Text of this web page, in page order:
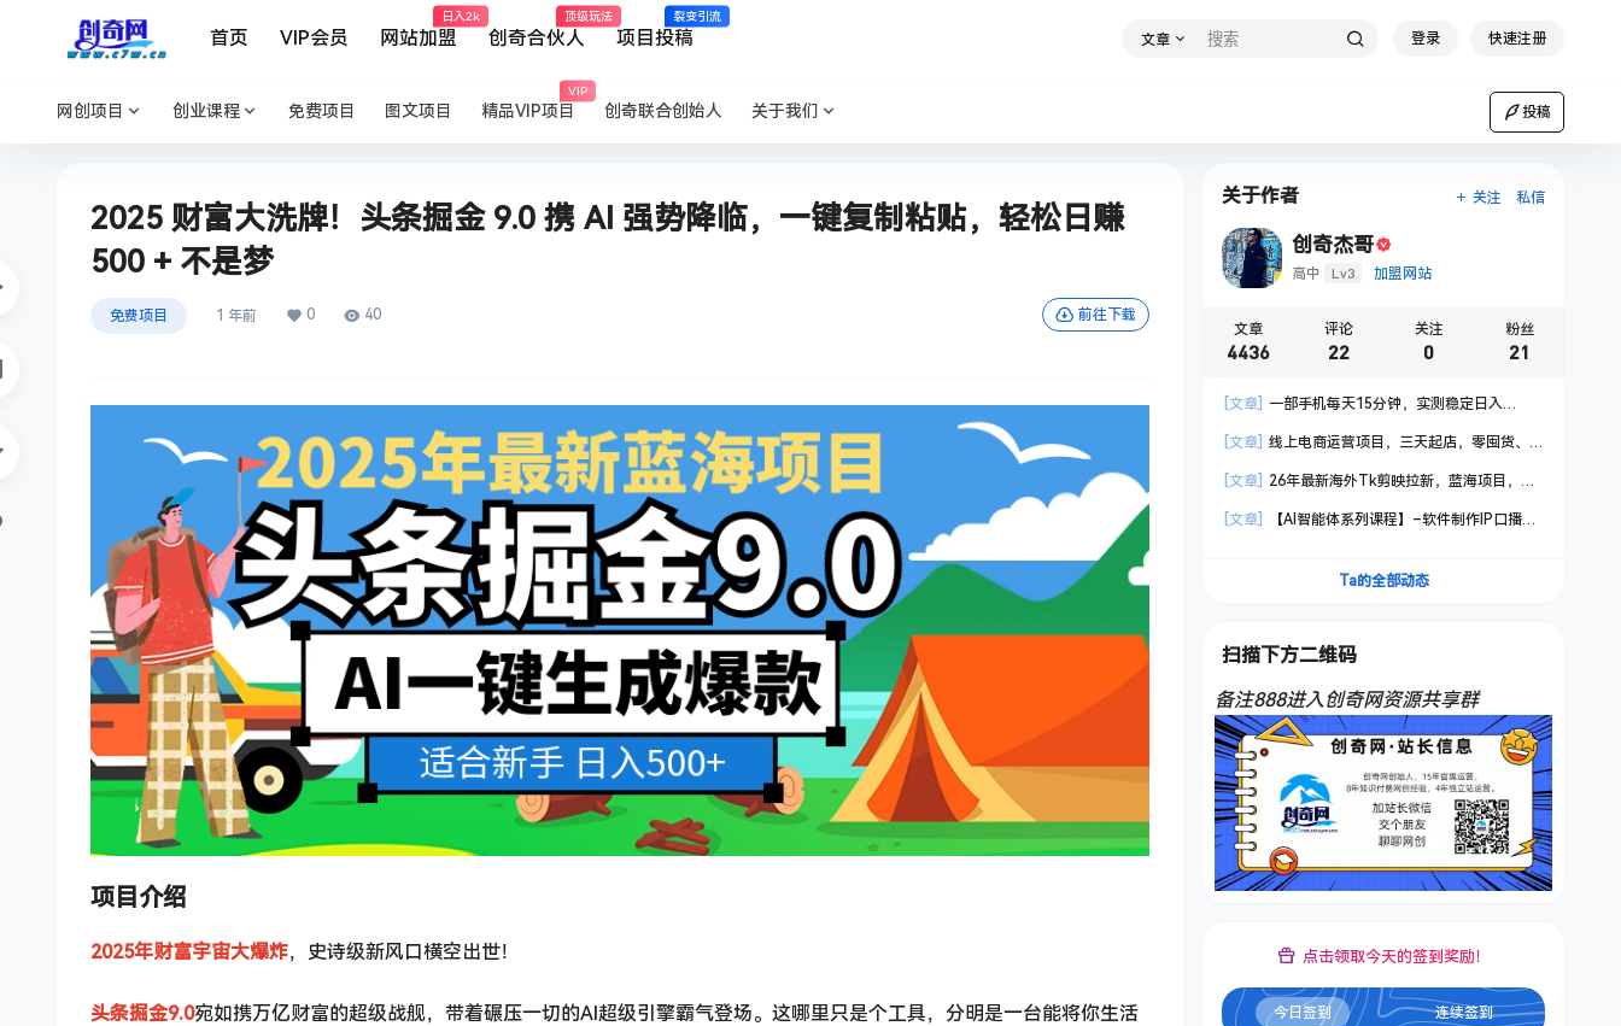
首页 VIP会员 网站加盟
日入2k
创奇合伙人
顶级玩法
项目投稿
裂变引流
文章 登录 快速注册
网创项目 创业课程 免费项目 图文项目 精品VIP项目
VIP
创奇联合创始人 关于我们 投稿
2025 财富大洗牌！头条掘金 9.0 携 AI 强势降临，一键复制粘贴，轻松日赚
500 + 不是梦
免费项目 1 年前 0 40 前往下载
项目介绍
2025年财富宇宙大爆炸，史诗级新风口横空出世！
头条掘金9.0宛如携万亿财富的超级战舰，带着碾压一切的AI超级引擎霸气登场。这哪里只是个工具，分明是一台能将你生活
关于作者 关注 私信
创奇杰哥
高中 Lv3 加盟网站
文章
4436
评论
22
关注
0
粉丝
21
[文章]
一部手机每天15分钟，实测稳定日入
[文章]
线上电商运营项目，三天起店，零囤货、
作战规划
[文章]
26年最新海外Tk剪映拉新，蓝海项目，会
[文章]
【AI智能体系列课程】–软件制作IP口播视
频，轻松起号，日入1000+
Ta的全部动态
扫描下方二维码
备注888进入创奇网资源共享群
点击领取今天的签到奖励！
今日签到 连续签到